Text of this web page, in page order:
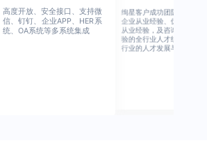
高度开放、安全接口、支持微
信、钉钉、企业APP、HER系
统、OA系统等多系统集成
绚星客户成功团队，由有多
企业从业经验、优秀培训机
从业经验，及咨询公司从业
验的全行业人才组成，涉猎
行业的人才发展与培养模块